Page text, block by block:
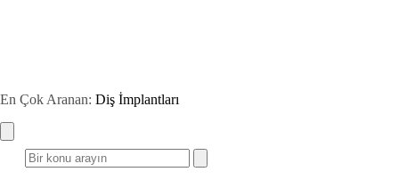
En Çok Aranan: Diş İmplantları